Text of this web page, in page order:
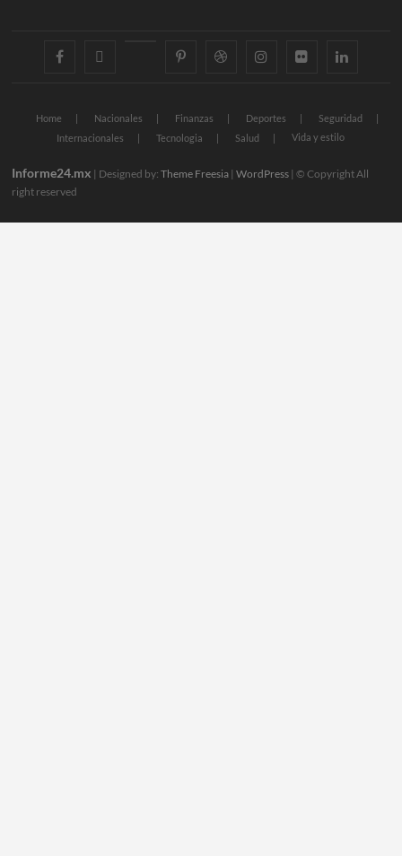
facebook googlepluspinterestdribbble instagramflickr linkedin
Home Nacionales Finanzas Deportes
Seguridad
Internacionales
Tecnologia Salud Vida y estilo
Informe24.mx | Designed by:Theme Freesia |WordPress | © Copyright All
right reserved